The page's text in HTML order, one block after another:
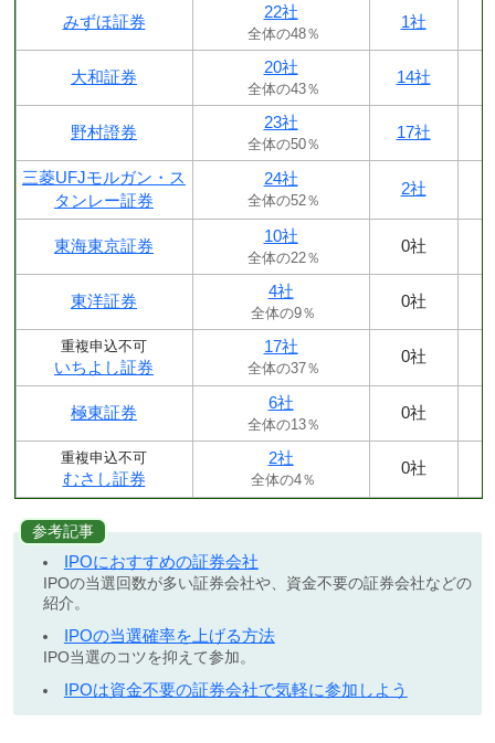
みずほ証券
22社
全体の48％
1社
大和証券
20社
全体の43％
14社
野村證券
23社
全体の50％
17社
三菱UFJモルガン・ス
タンレー証券
24社
全体の52％
2社
東海東京証券
10社
全体の22％
0社
東洋証券
4社
全体の9％
0社
重複申込不可
いちよし証券
17社
全体の37％
0社
極東証券
6社
全体の13％
0社
重複申込不可
むさし証券
2社
全体の4％
0社
参考記事
IPOにおすすめの証券会社
IPOの当選回数が多い証券会社や、資金不要の証券会社などの
紹介。
IPOの当選確率を上げる方法
IPO当選のコツを抑えて参加。
IPOは資金不要の証券会社で気軽に参加しよう